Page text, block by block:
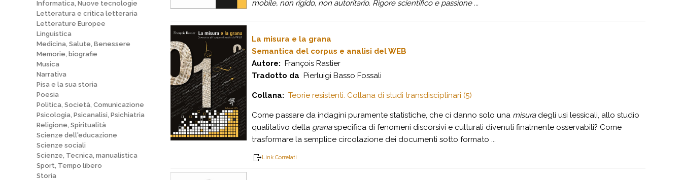
Informatica, Nuove tecnologie
Letteratura e critica letteraria
Letterature Europee
Linguistica
Medicina, Salute, Benessere
Memorie, biografie
Musica
Narrativa
Pisa e la sua storia
Poesia
Politica, Società, Comunicazione
Psicologia, Psicanalisi, Psichiatria
Religione, Spiritualità
Scienze dell'educazione
Scienze sociali
Scienze, Tecnica, manualistica
Sport, Tempo libero
Storia
mobile, non rigido, non autoritario. Rigore scientifico e passione ...
La misura e la grana
Semantica del corpus e analisi del WEB
Autore: François Rastier
Tradotto da Pierluigi Basso Fossali
Collana: Teorie resistenti. Collana di studi transdisciplinari (5)
Come passare da indagini puramente statistiche, che ci danno solo una misuradegli usi lessicali, allo studio
qualitativo della granaspecifica di fenomeni discorsivi e culturali divenuti finalmente osservabili? Come
trasformare la semplice circolazione dei documenti sotto formato ...
Link Correlati